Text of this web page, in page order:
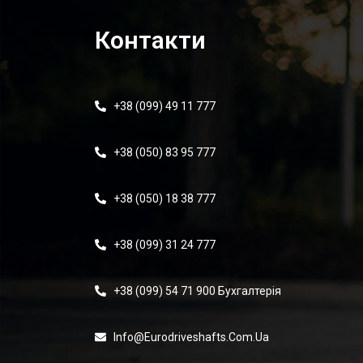
Контакти
+38 (099) 49 11 777
+38 (050) 83 95 777
+38 (050) 18 38 777
+38 (099) 31 24 777
+38 (099) 54 71 900 Бухгалтерія
Info@eurodriveshafts.com.ua